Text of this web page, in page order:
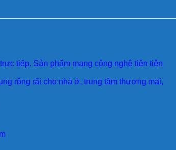
tiếp. Sản phẩm mang công nghệ tiên tiên
rộng rãi cho nhà ở, trung tâm thương mại,